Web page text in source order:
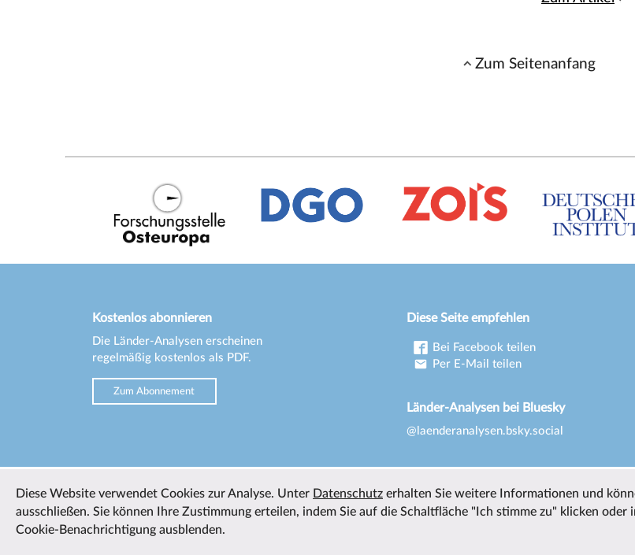
Zum Seitenanfang
Kostenlos abonnieren
Die Länder-Analysen erscheinen
regelmäßig kostenlos als PDF.
Zum Abonnement
Diese Seite empfehlen
Bei Facebook teilen
Per E-Mail teilen
Länder-Analysen bei Bluesky
@laenderanalysen.bsky.social
Diese Website verwendet Cookies zur Analyse. Unter Datenschutz erhalten Sie weitere Informationen und
ausschließen. Sie können Ihre Zustimmung erteilen, indem Sie auf die Schaltfläche "Ich stimme zu" klicken oder
Cookie-Benachrichtigung ausblenden.